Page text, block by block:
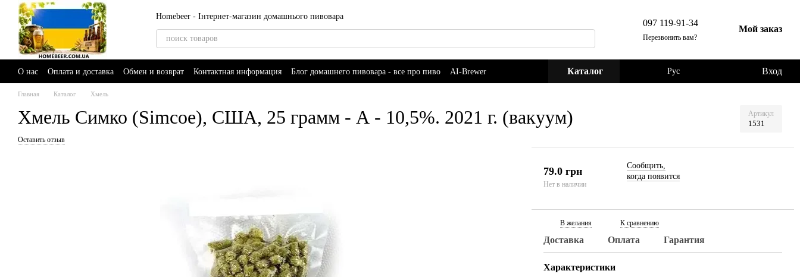
Перейти к основному контенту
Homebeer - Інтернет-магазин домашнього пивовара
097 119-91-34
Перезвонить вам?
Мой заказ
О нас Оплата и доставка Обмен и возврат Контактная информация Блог домашнего пивовара - все про пиво AI-Brewer Каталог Рус Вход
Главная Каталог Хмель
Хмель Симко (Simcoe), США, 25 грамм - А - 10,5%. 2021 г. (вакуум) Артикул
1531
Оставить отзыв
79.0 грн
Нет в наличии
Сообщить,
когда появится
В желания К сравнению
Доставка Оплата Гарантия
Характеристики